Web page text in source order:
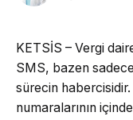
KETSİS – Vergi
SMS, bazen
sürecin
numaralarının